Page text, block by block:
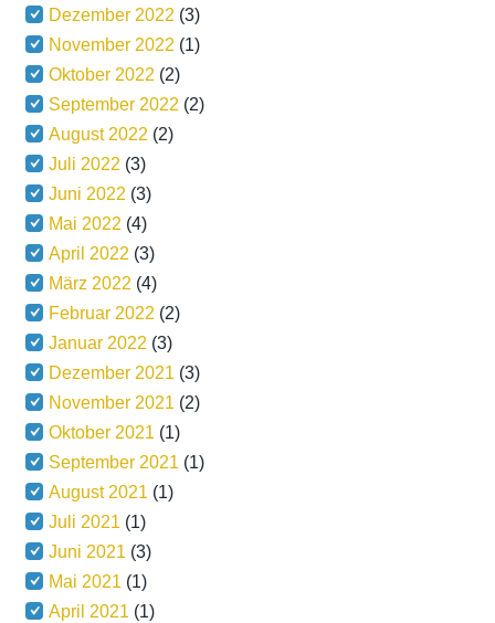
Dezember 2022 (3)
November 2022 (1)
Oktober 2022 (2)
September 2022 (2)
August 2022 (2)
Juli 2022 (3)
Juni 2022 (3)
Mai 2022 (4)
April 2022 (3)
März 2022 (4)
Februar 2022 (2)
Januar 2022 (3)
Dezember 2021 (3)
November 2021 (2)
Oktober 2021 (1)
September 2021 (1)
August 2021 (1)
Juli 2021 (1)
Juni 2021 (3)
Mai 2021 (1)
April 2021 (1)